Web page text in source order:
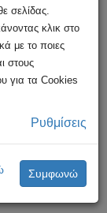
-
σελίδας.
κλικ στο
με το ποιες
στους
για τα Cookies
Ρυθμίσεις
Συμφωνώ